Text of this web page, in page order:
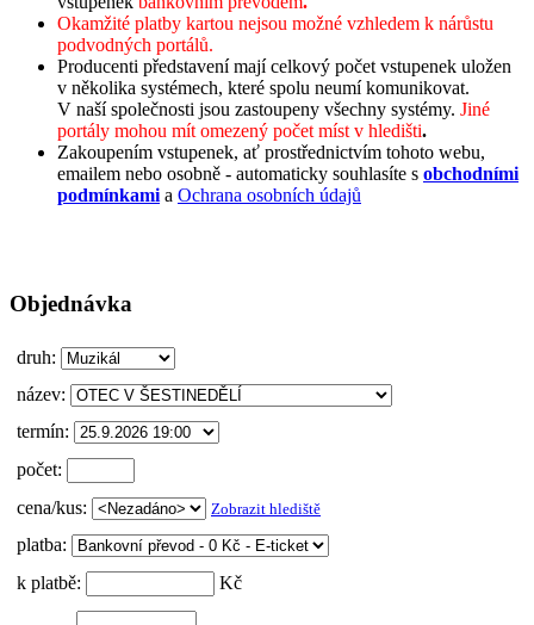
Okamžité platby kartou nejsou možné vzhledem k nárůstu
podvodných portálů.
Producenti představení mají celkový počet vstupenek uložen
v několika systémech, které spolu neumí komunikovat.
V naší společnosti jsou zastoupeny všechny systémy. Jiné
portály mohou mít omezený počet míst v hledišti.
Zakoupením vstupenek, ať prostřednictvím tohoto webu,
emailem nebo osobně - automaticky souhlasíte s obchodními
podmínkamia Ochrana osobních údajů
Objednávka
druh:
název:
termín:
počet:
cena/kus:
Zobrazit hlediště
platba:
k platbě:
Kč